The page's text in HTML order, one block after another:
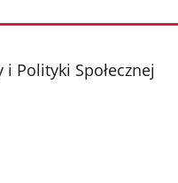
Polityki Społecznej